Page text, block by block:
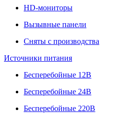
HD-мониторы
Вызывные панели
Сняты с производства
Источники питания
Бесперебойные 12В
Бесперебойные 24В
Бесперебойные 220В